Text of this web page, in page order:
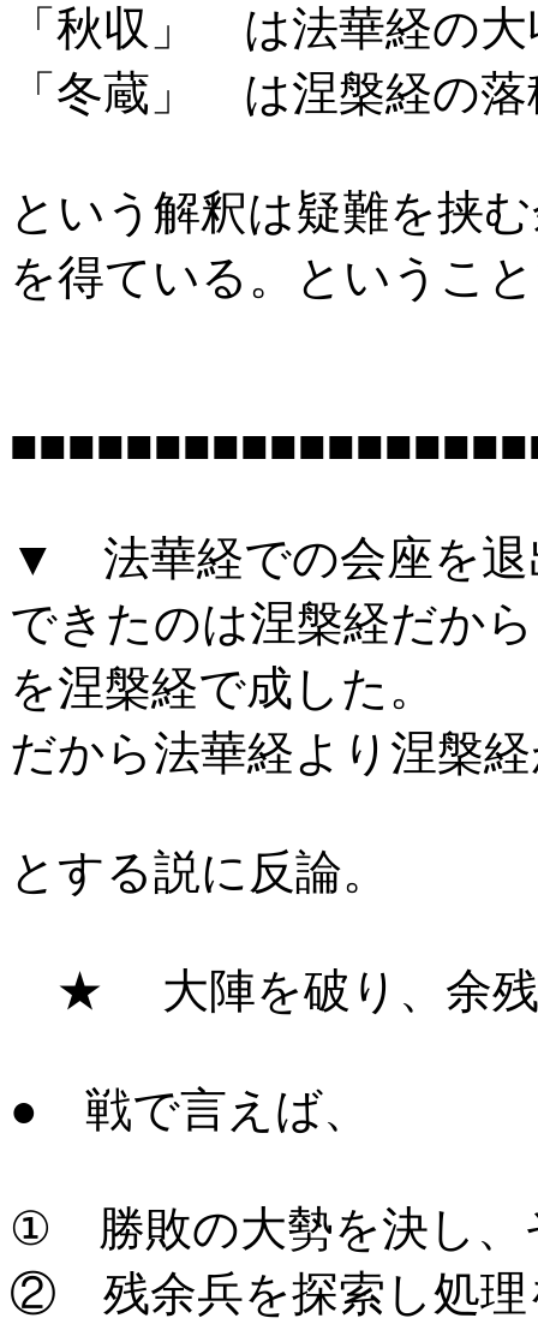
「秋収」 は法華経の大
「冬蔵」 は涅槃経の
という解釈は疑難を挟
を得ている。というこ
▼ 法華経での会座を退
できたのは涅槃経だか
を涅槃経で成した。
だから法華経より涅槃
とする説に反論。
★ 大陣を破り、余残
● 戦で言えば、
① 勝敗の大勢を決し、
② 残余兵を探索し処理